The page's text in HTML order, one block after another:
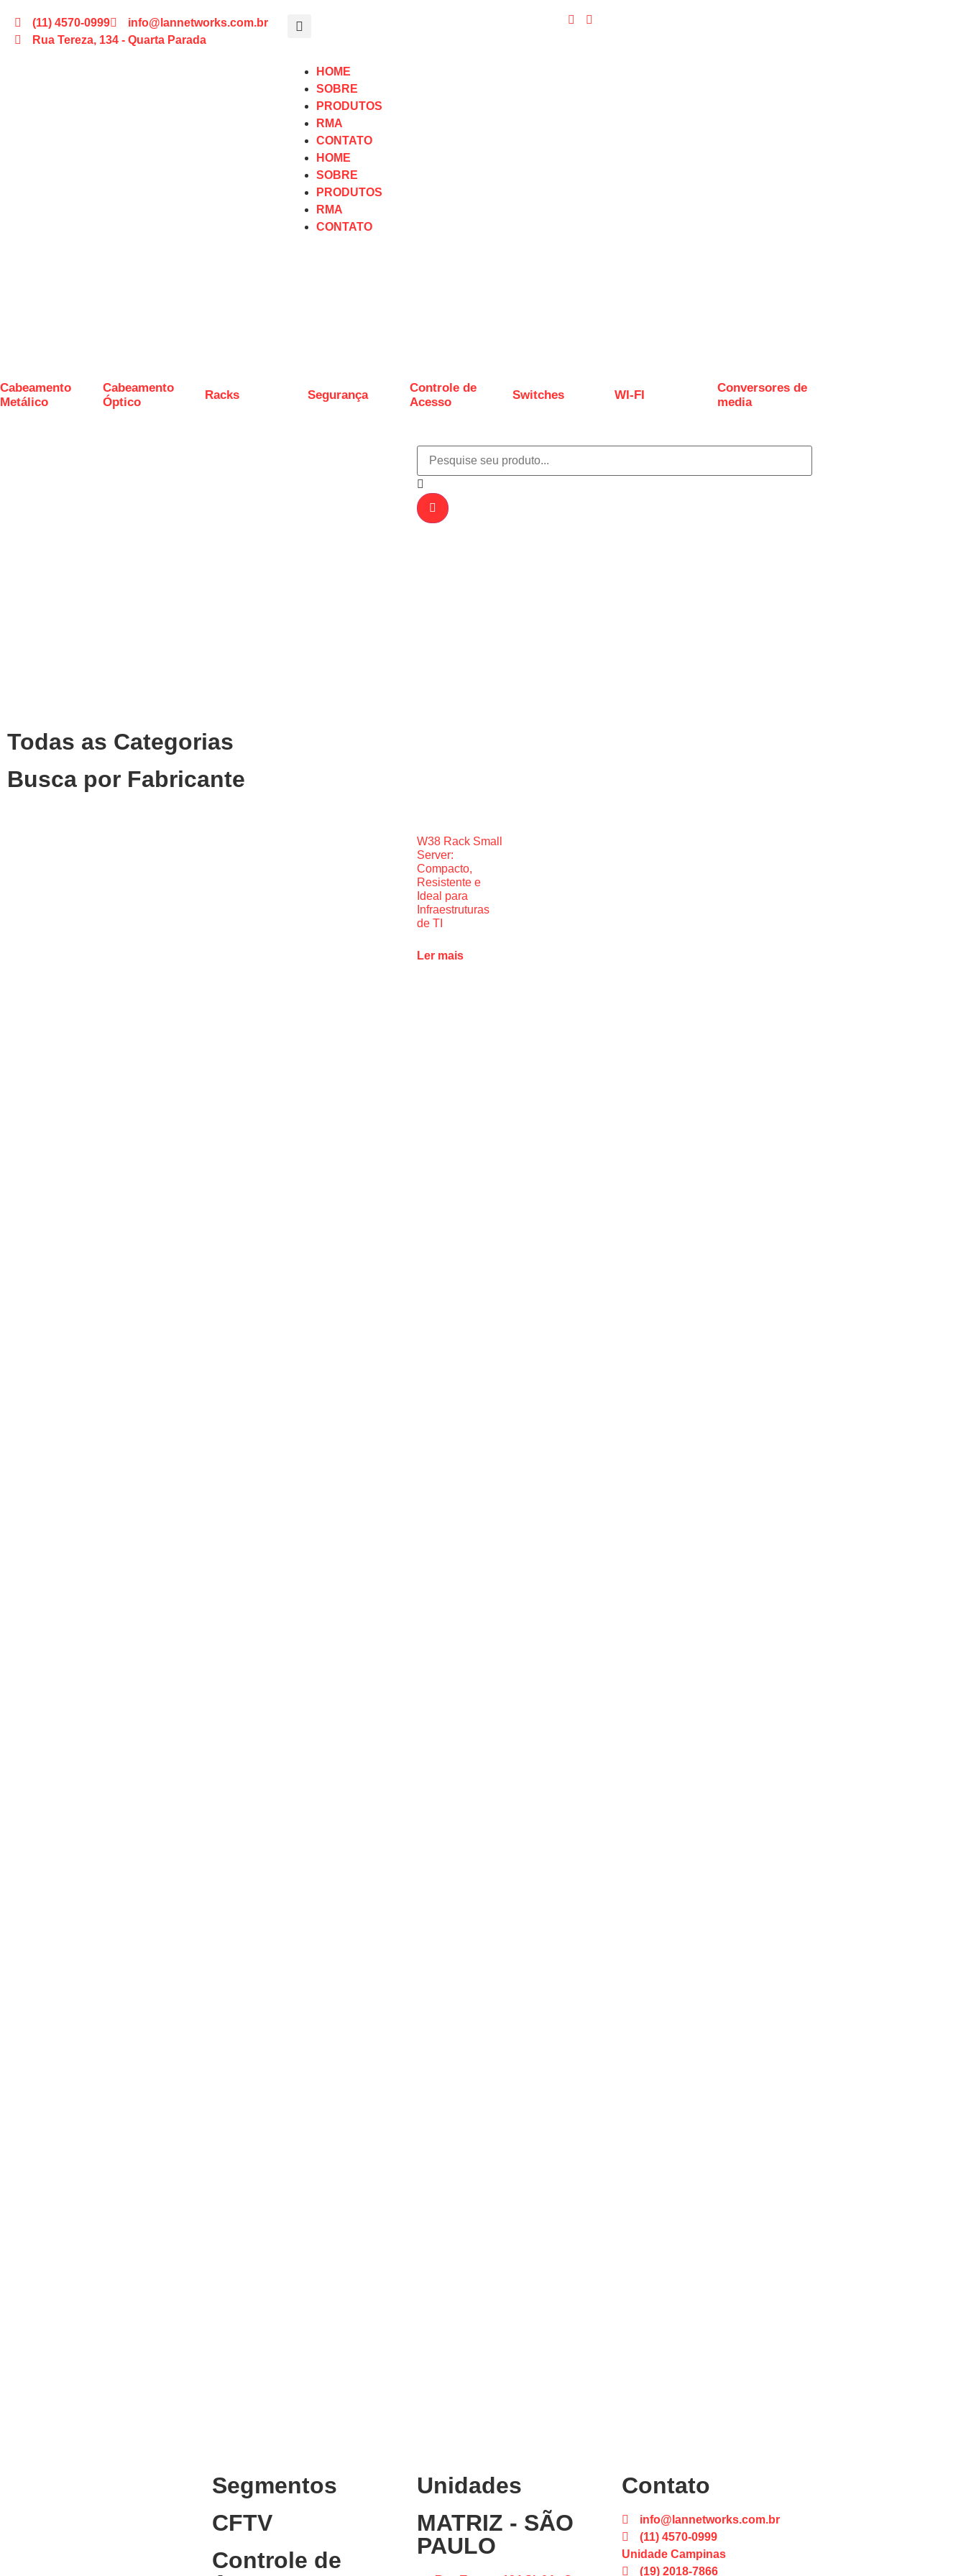
(11) 4570-0999
info@lannetworks.com.br
Rua Tereza, 134 - Quarta Parada
HOME
SOBRE
PRODUTOS
RMA
CONTATO
HOME
SOBRE
PRODUTOS
RMA
CONTATO
Cabeamento
Metálico
Cabeamento
Óptico
Racks Segurança
Controle de
Acesso
Switches WI-FI
Conversores de
media
Todas as Categorias
Busca por Fabricante
W38 Rack Small
Server:
Compacto,
Resistente e
Ideal para
Infraestruturas
de TI
Ler mais
Segmentos
CFTV
Controle de
Unidades
MATRIZ - SÃO
PAULO
Contato
info@lannetworks.com.br
(11) 4570-0999
Unidade Campinas
(19) 2018-7866